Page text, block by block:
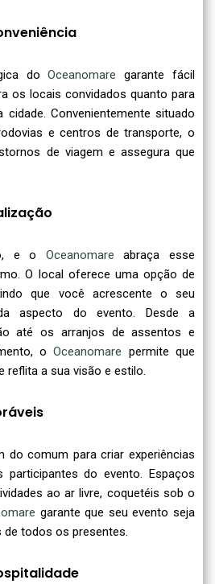
doOceanomare garante fácil
os locais convidados quanto para
Convenientemente situado
e centros de transporte, o
de viagem e assegura que
e o Oceanomare abraça esse
O local oferece uma opção de
que você acrescente o seu
aspecto do evento. Desde a
até os arranjos de assentos e
oOceanomare permite que
reflita a sua visão e estilo.
do comum para criar experiências
participantes do evento. Espaços
ao ar livre, coquetéis sob o
garante que seu evento seja
todos os presentes.